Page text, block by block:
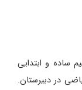
ساده و ابتدایی
در دبیرستان.